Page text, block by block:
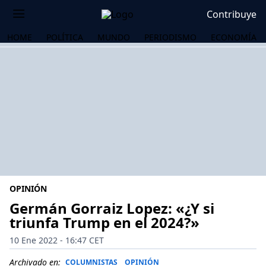
Contribuye
HOME POLÍTICA MUNDO PERIODISMO ECONOMÍA
OPINIÓN
Germán Gorraiz Lopez: «¿Y si
triunfa Trump en el 2024?»
10 Ene 2022 - 16:47 CET
Archivado en: COLUMNISTAS OPINIÓN